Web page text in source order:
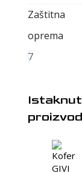
Zaštitna
oprema
7